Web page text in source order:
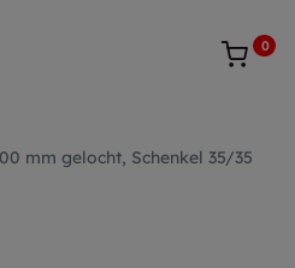
0
mm gelocht, Schenkel 35/35